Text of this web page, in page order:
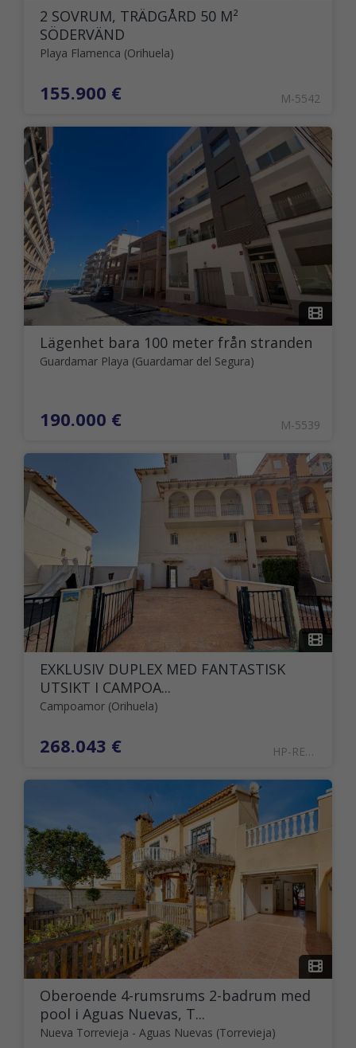
2 SOVRUM, TRÄDGÅRD 50 M²
SÖDERVÄND
Playa Flamenca (Orihuela)
155.900 € M-5542
Lägenhet bara 100 meter från stranden
Guardamar Playa (Guardamar del Segura)
190.000 € M-5539
EXKLUSIV DUPLEX MED FANTASTISK
UTSIKT I CAMPOA...
Campoamor (Orihuela)
268.043 € HP-REMO-00816
Oberoende 4-rumsrums 2-badrum med
pool i Aguas Nuevas, T...
Nueva Torrevieja - Aguas Nuevas (Torrevieja)